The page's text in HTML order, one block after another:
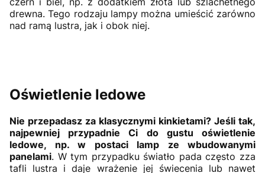
drewna. Tego rodzaju lampy można umieścić zarówno
nad ramą lustra, jak i obok niej.
Oświetlenie ledowe
Nie przepadasz za klasycznymi kinkietami? Jeśli tak,
najpewniej przypadnie Ci do gustu oświetlenie
ledowe, np. w postaci lamp ze wbudowanymi
panelami. W tym przypadku światło pada często zza
tafli lustra i daje wrażenie jej świecenia lub nawet